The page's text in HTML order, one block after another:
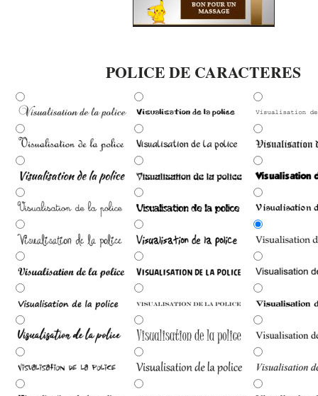
POLICE DE CARACTERES